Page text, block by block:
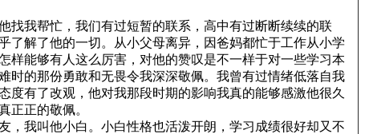
我帮忙，我们有过短暂的联系，高中有过断断续续的联
了解了他的一切。从小父母离异，因爸妈都忙于工作从小学
样能够有人这么厉害，对他的赞叹是不一样于对一些学习本
时的那份勇敢和无畏令我深深敬佩。我曾有过情绪低落自我
有了改观，他对我那段时期的影响我真的能够感激他很久
正正的敬佩。
我叫他小白。小白性格也活泼开朗，学习成绩很好却又不